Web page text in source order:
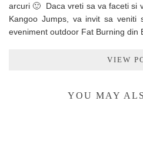
arcuri 🙂 Daca vreti sa va faceti si
Kangoo Jumps, va invit sa veniti
eveniment outdoor Fat Burning din
VIEW
YOU MAY